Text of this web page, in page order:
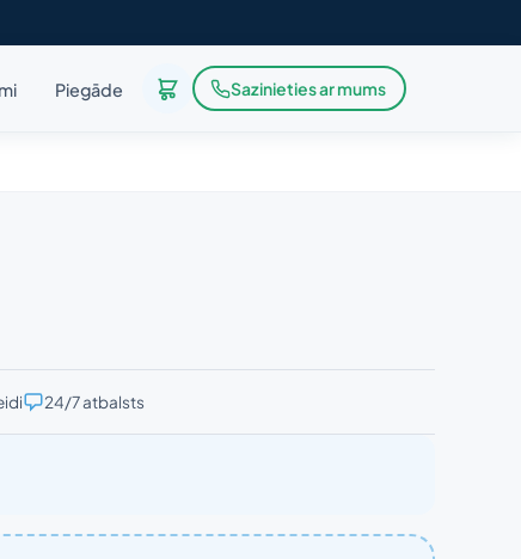
Piegāde Sazinieties ar mums
24/7 atbalsts